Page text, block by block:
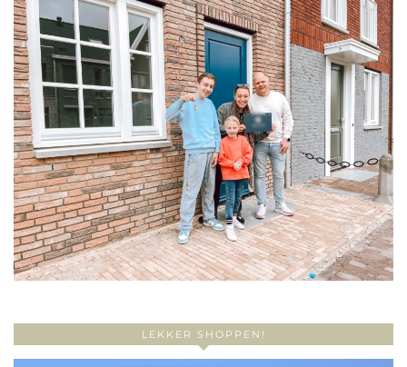
LEKKER SHOPPEN!